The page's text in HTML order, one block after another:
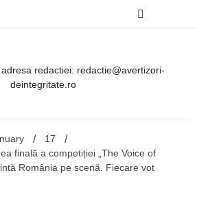
redactiei: redactie@avertizori-
deintegritate.ro
17
finală a competiției „The Voice of
România pe scenă. Fiecare vot